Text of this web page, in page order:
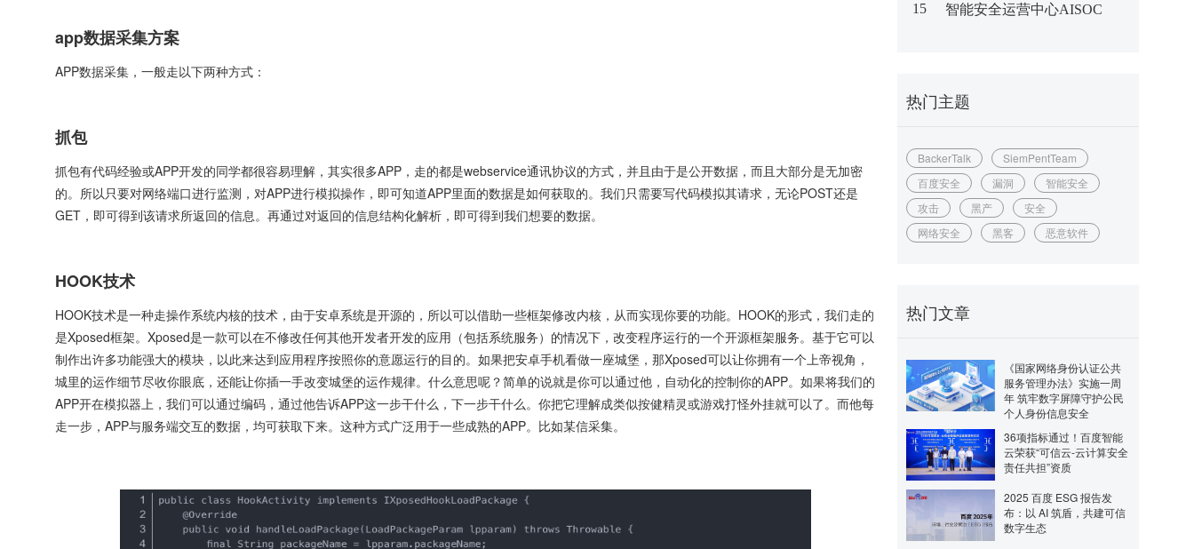
15 智能安全运营中心AISOC
热门主题
BackerTalk
SiemPentTeam
百度安全
漏洞
智能安全
攻击
黑产
安全
网络安全
黑客 恶意软件
热门文章
《国家网络身份认证公共
服务管理办法》实施一周
年 筑牢数字屏障守护公民
个人身份信息安全
36项指标通过！百度智能
云荣获“可信云-云计算安全
责任共担”资质
2025 百度 ESG 报告发
布：以 AI 筑盾，共建可信
数字生态
app数据采集方案
APP数据采集，一般走以下两种方式：
抓包
抓包有代码经验或APP开发的同学都很容易理解，其实很多APP，走的都是webservice通讯协议的方式，并且由于是公开数据，而且大部分是无加密
的。所以只要对网络端口进行监测，对APP进行模拟操作，即可知道APP里面的数据是如何获取的。我们只需要写代码模拟其请求，无论POST还是
GET，即可得到该请求所返回的信息。再通过对返回的信息结构化解析，即可得到我们想要的数据。
HOOK技术
HOOK技术是一种走操作系统内核的技术，由于安卓系统是开源的，所以可以借助一些框架修改内核，从而实现你要的功能。HOOK的形式，我们走的
是Xposed框架。Xposed是一款可以在不修改任何其他开发者开发的应用（包括系统服务）的情况下，改变程序运行的一个开源框架服务。基于它可以
制作出许多功能强大的模块，以此来达到应用程序按照你的意愿运行的目的。如果把安卓手机看做一座城堡，那Xposed可以让你拥有一个上帝视角，
城里的运作细节尽收你眼底，还能让你插一手改变城堡的运作规律。什么意思呢？简单的说就是你可以通过他，自动化的控制你的APP。如果将我们的
APP开在模拟器上，我们可以通过编码，通过他告诉APP这一步干什么，下一步干什么。你把它理解成类似按健精灵或游戏打怪外挂就可以了。而他每
走一步，APP与服务端交互的数据，均可获取下来。这种方式广泛用于一些成熟的APP。比如某信采集。